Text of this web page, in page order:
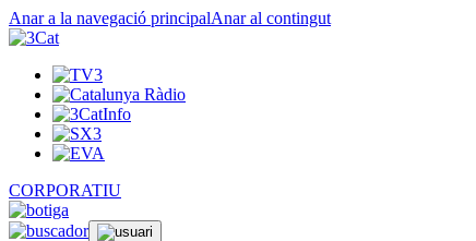
Anar a la navegació principalAnar al contingut
CORPORATIU